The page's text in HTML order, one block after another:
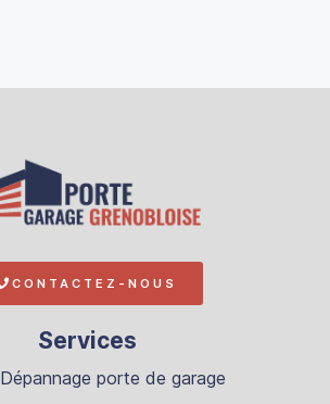
CONTACTEZ-NOUS
Services
Dépannage porte de garage